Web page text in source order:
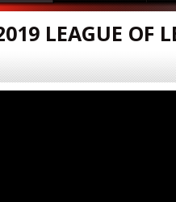
LEAGUE OF